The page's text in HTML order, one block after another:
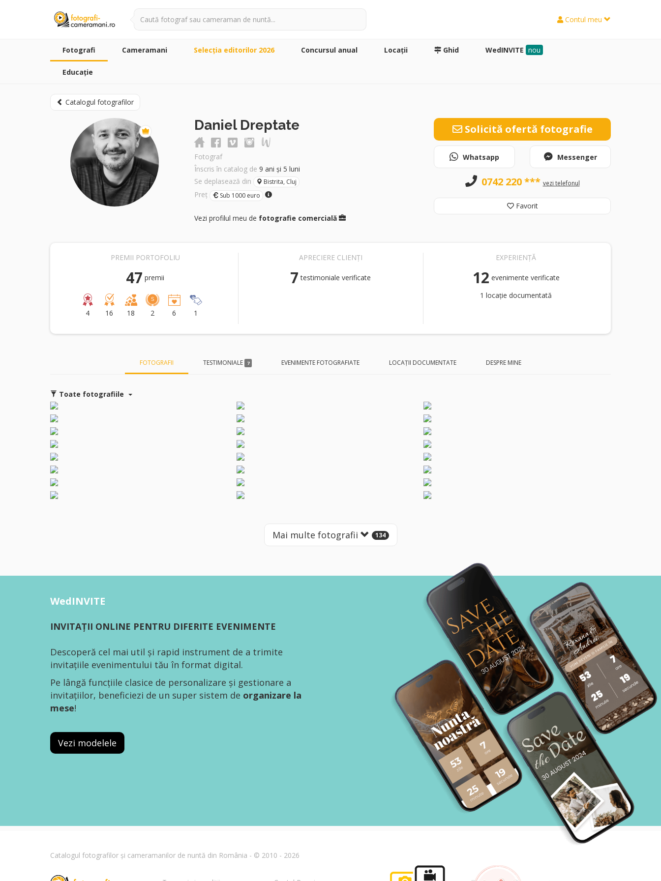
Contul meu
Fotografi Cameramani Selecţia editorilor 2026 Concursul anual Locaţii Ghid WedINVITE nou
Educație
Catalogul fotografilor
Daniel Dreptate
Fotograf
Înscris în catalog de 9 ani și 5 luni
Se deplasează din
Bistrita, Cluj
Preț Sub 1000 euro
Vezi profilul meu de fotografie comercială
Solicită ofertă fotografie
Whatsapp Messenger
0742 220 *** vezi telefonul
Favorit
PREMII PORTOFOLIU
47 premii
4 16 18 2 6 1
APRECIERE CLIENȚI
7 testimoniale verificate
EXPERIENȚĂ
12 evenimente verificate
1 locație documentată
FOTOGRAFII TESTIMONIALE 7 EVENIMENTE FOTOGRAFIATE LOCAȚII DOCUMENTATE DESPRE MINE
Toate fotografiile
Mai multe fotografii 134
WedINVITE
INVITAȚII ONLINE PENTRU DIFERITE EVENIMENTE
Descoperă cel mai util și rapid instrument de a trimite
invitațiile evenimentului tău în format digital.
Pe lângă funcțiile clasice de personalizare și gestionare a
invitațiilor, beneficiezi de un super sistem de organizare la
mese!
Vezi modelele
Catalogul fotografilor și cameramanilor de nuntă din România - © 2010 - 2026